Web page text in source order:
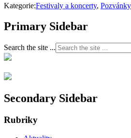
Kategorie:Festivaly a koncerty, Pozvánky
Primary Sidebar
Search the site ...
Secondary Sidebar
Rubriky